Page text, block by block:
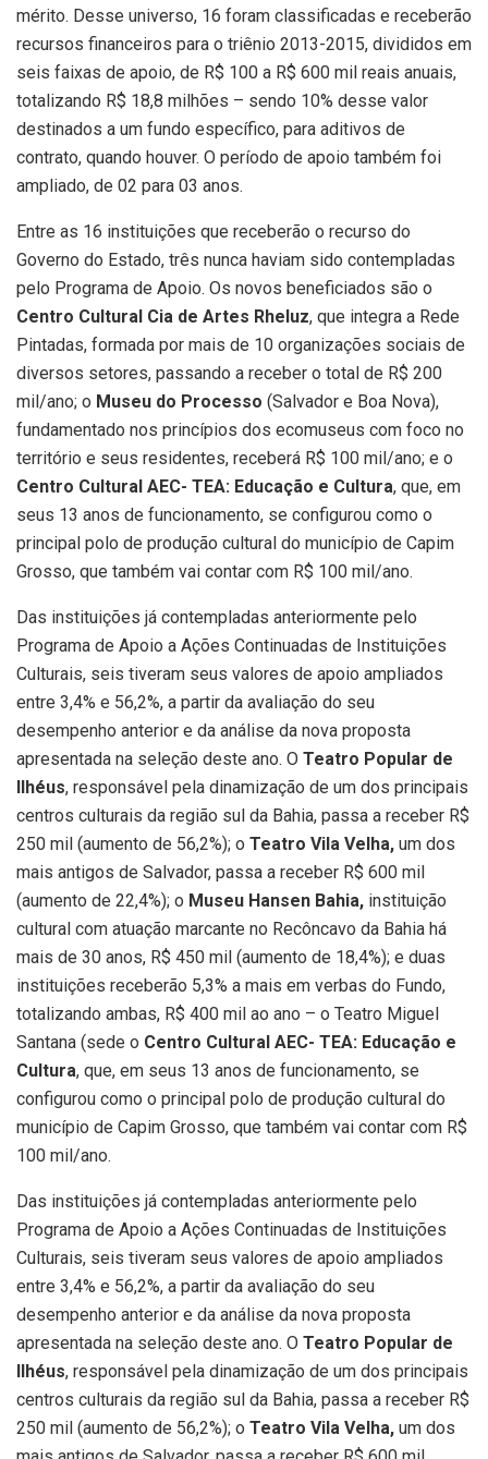
mérito. Desse universo, 16 foram classificadas e receberão
recursos financeiros para o triênio 2013-2015, divididos em
seis faixas de apoio, de R$ 100 a R$ 600 mil reais anuais,
totalizando R$ 18,8 milhões – sendo 10% desse valor
destinados a um fundo específico, para aditivos de
contrato, quando houver. O período de apoio também foi
ampliado, de 02 para 03 anos.
Entre as 16 instituições que receberão o recurso do
Governo do Estado, três nunca haviam sido contempladas
pelo Programa de Apoio. Os novos beneficiados são o
Centro Cultural Cia de Artes Rheluz, que integra a Rede
Pintadas, formada por mais de 10 organizações sociais de
diversos setores, passando a receber o total de R$ 200
mil/ano; o Museu do Processo (Salvador e Boa Nova),
fundamentado nos princípios dos ecomuseus com foco no
território e seus residentes, receberá R$ 100 mil/ano; e o
Centro Cultural AEC- TEA: Educação e Cultura, que, em
seus 13 anos de funcionamento, se configurou como o
principal polo de produção cultural do município de Capim
Grosso, que também vai contar com R$ 100 mil/ano.
Das instituições já contempladas anteriormente pelo
Programa de Apoio a Ações Continuadas de Instituições
Culturais, seis tiveram seus valores de apoio ampliados
entre 3,4% e 56,2%, a partir da avaliação do seu
desempenho anterior e da análise da nova proposta
apresentada na seleção deste ano. O Teatro Popular de
Ilhéus, responsável pela dinamização de um dos principais
centros culturais da região sul da Bahia, passa a receber R$
250 mil (aumento de 56,2%); o Teatro Vila Velha, um dos
mais antigos de Salvador, passa a receber R$ 600 mil
(aumento de 22,4%); o Museu Hansen Bahia, instituição
cultural com atuação marcante no Recôncavo da Bahia há
mais de 30 anos, R$ 450 mil (aumento de 18,4%); e duas
instituições receberão 5,3% a mais em verbas do Fundo,
totalizando ambas, R$ 400 mil ao ano – o Teatro Miguel
Santana (sede o Centro Cultural AEC- TEA: Educação e
Cultura, que, em seus 13 anos de funcionamento, se
configurou como o principal polo de produção cultural do
município de Capim Grosso, que também vai contar com R$
100 mil/ano.
Das instituições já contempladas anteriormente pelo
Programa de Apoio a Ações Continuadas de Instituições
Culturais, seis tiveram seus valores de apoio ampliados
entre 3,4% e 56,2%, a partir da avaliação do seu
desempenho anterior e da análise da nova proposta
apresentada na seleção deste ano. O Teatro Popular de
Ilhéus, responsável pela dinamização de um dos principais
centros culturais da região sul da Bahia, passa a receber R$
250 mil (aumento de 56,2%); o Teatro Vila Velha, um dos